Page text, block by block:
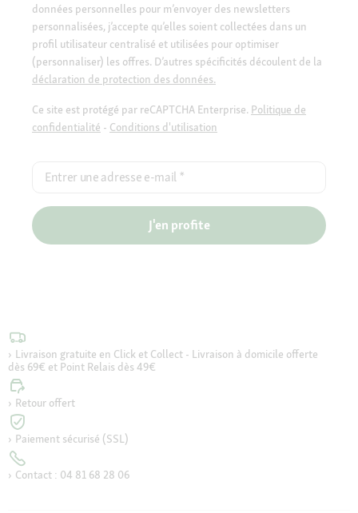
données personnelles pour m’envoyer des newsletters
personnalisées, j’accepte qu’elles soient collectées dans un
profil utilisateur centralisé et utilisées pour optimiser
(personnaliser) les offres. D’autres spécificités découlent de la
déclaration de protection des données.
Ce site est protégé par reCAPTCHA Enterprise. Politique de
confidentialité - Conditions d'utilisation
Entrer une adresse e-mail *
J'en profite
Livraison gratuite en Click et Collect - Livraison à domicile offerte
dès 69€ et Point Relais dès 49€
Retour offert
Paiement sécurisé (SSL)
Contact : 04 81 68 28 06